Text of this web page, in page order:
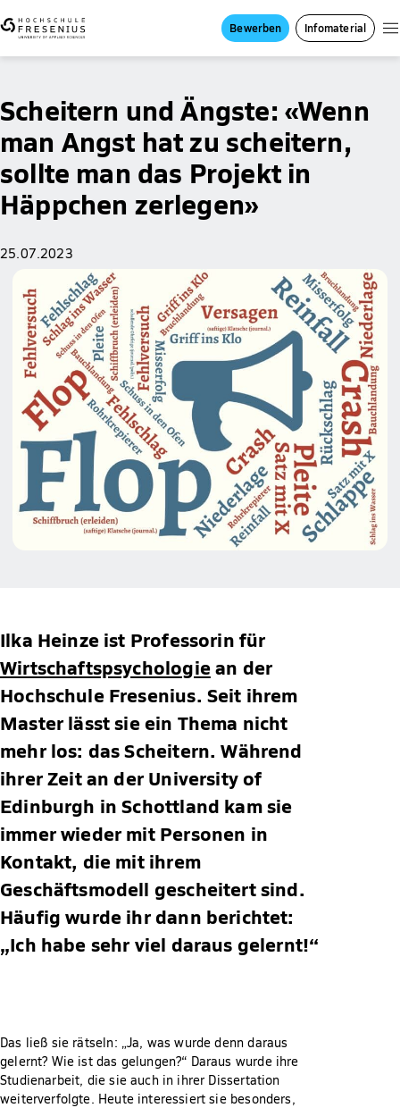
Bewerben Infomaterial
Scheitern und Ängste: «Wenn
man Angst hat zu scheitern,
sollte man das Projekt in
Häppchen zerlegen»
25.07.2023
Ilka Heinze ist Professorin für
Wirtschaftspsychologiean der
Hochschule Fresenius. Seit ihrem
Master lässt sie ein Thema nicht
mehr los: das Scheitern. Während
ihrer Zeit an der University of
Edinburgh in Schottland kam sie
immer wieder mit Personen in
Kontakt, die mit ihrem
Geschäftsmodell gescheitert sind.
Häufig wurde ihr dann berichtet:
„Ich habe sehr viel daraus gelernt!“
Das ließ sie rätseln: „Ja, was wurde denn daraus
gelernt? Wie ist das gelungen?“ Daraus wurde ihre
Studienarbeit, die sie auch in ihrer Dissertation
weiterverfolgte. Heute interessiert sie besonders,